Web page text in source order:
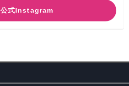
公式Instagram